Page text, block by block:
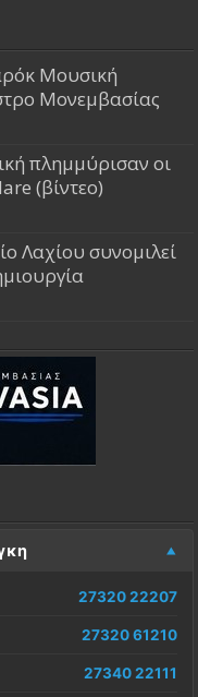
Μουσική
Μονεμβασίας
πλημμύρισαν οι
(βίντεο)
Λαχίου συνομιλεί
27320 22207
27320 61210
27340 22111